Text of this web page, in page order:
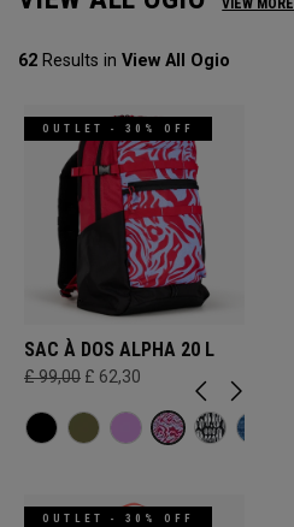
VIEW MORE
62 Results in View All Ogio
OUTLET - 30% OFF
SAC À DOS ALPHA 20 L
£ 99,00 £ 62,30
OUTLET - 30% OFF